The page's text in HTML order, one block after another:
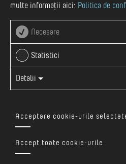
22 MAI 2026
Vezi evenimentul pe
Muzeul de Istorie și Arheologie
Epidemii, afecțiuni și practici de
multe informații aici: Politica de
Necesare
Statistici
Detalii
Acceptare cookie-urile
Accept toate cookie-urile